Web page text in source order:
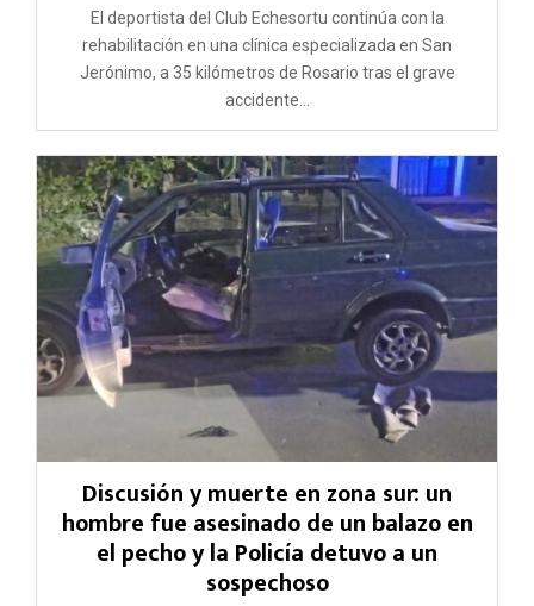
El deportista del Club Echesortu continúa con la
rehabilitación en una clínica especializada en San
Jerónimo, a 35 kilómetros de Rosario tras el grave
accidente...
Discusión y muerte en zona sur: un
hombre fue asesinado de un balazo en
el pecho y la Policía detuvo a un
sospechoso